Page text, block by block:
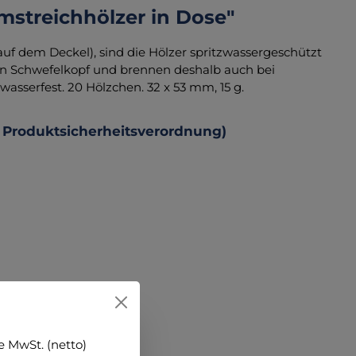
in Dose"
dem Deckel), sind die Hölzer spritzwassergeschützt
Schwefelkopf und brennen deshalb auch bei
20 Hölzchen. 32 x 53 mm, 15 g.
MwSt. (netto)